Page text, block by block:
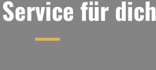
für dich